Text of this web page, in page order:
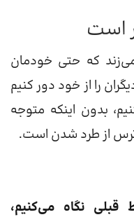
که حتی خودمان
را از خود دور کنیم
بدون اینکه متوجه
ترس از طرد شدن است.
نگاه می‌کنیم،